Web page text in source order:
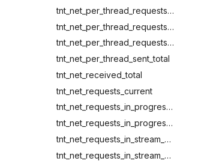
tnt_net_per_thread_requests_in_stream_queue_current
tnt_net_per_thread_requests_in_stream_queue_total
tnt_net_per_thread_requests_total
tnt_net_per_thread_sent_total
tnt_net_received_total
tnt_net_requests_current
tnt_net_requests_in_progress_current
tnt_net_requests_in_progress_total
tnt_net_requests_in_stream_queue_current
tnt_net_requests_in_stream_queue_total